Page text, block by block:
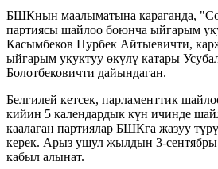
БШКнын маалыматына караганда,
партиясы шайлоо боюнча ыйгарым
Касымбеков Нурбек Айтыевичти,
ыйгарым укуктуу өкүлү катары
Болотбековичти дайындаган.
Белгилей кетсек, парламенттик
кийин 5 календардык күн ичинде
каалаган партиялар БШКга жазуу
керек. Арыз ушул жылдын 3-
кабыл алынат.